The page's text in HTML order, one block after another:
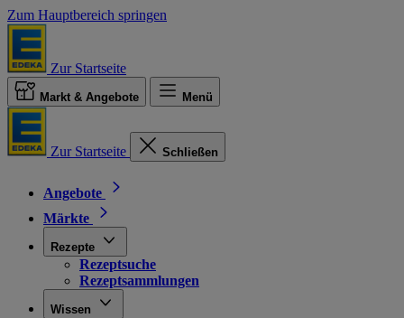
Zum Hauptbereich springen
Zur Startseite
Markt & Angebote Menü
Zur Startseite Schließen
Angebote
Märkte
Rezepte
Rezeptsuche
Rezeptsammlungen
Wissen